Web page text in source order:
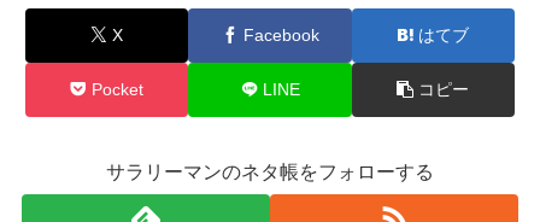
X Facebook はてブ
Pocket LINE コピー
サラリーマンのネタ帳をフォローする